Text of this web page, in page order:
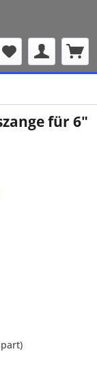
für 6"